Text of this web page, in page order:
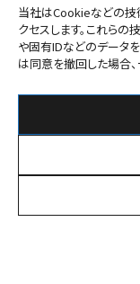
当社はCookieなどの技
クセスします。これら
や固有IDなどのデータ
は同意を撤回した場合
会社案内資料
Download
お問い合わせ
Mail form
Business